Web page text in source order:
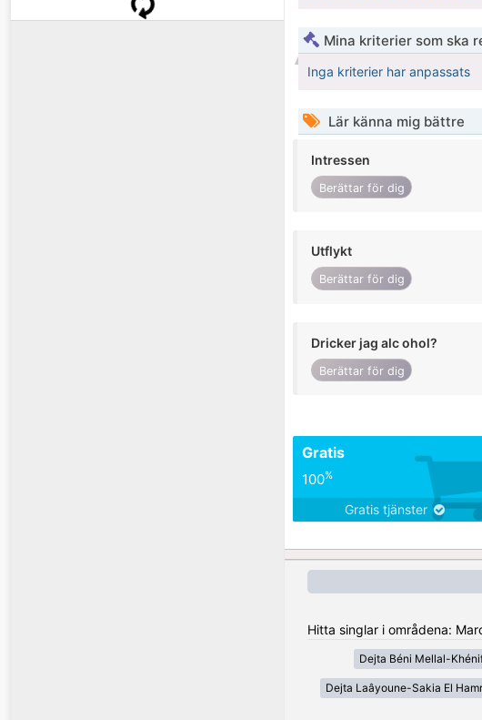
Mina kriterier som ska
Inga kriterier har anpassats
Lär känna mig bättre
Intressen
Berättar för dig
Utflykt
Berättar för dig
Dricker jag alc ohol?
Berättar för dig
Gratis
100%
Gratis tjänster
Hitta singlar i områdena:
Dejta Béni Mellal-
Dejta Laâyoune-Sakia El